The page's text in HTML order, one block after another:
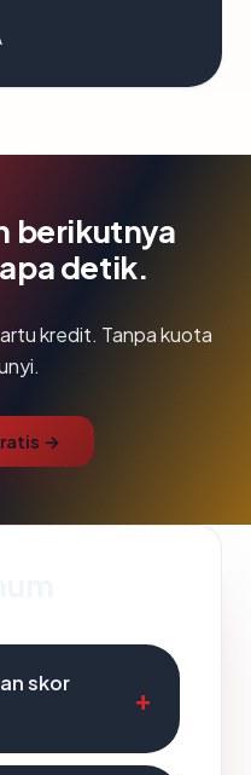
berikutnya
detik.
kredit. Tanpa kuota
→
skor